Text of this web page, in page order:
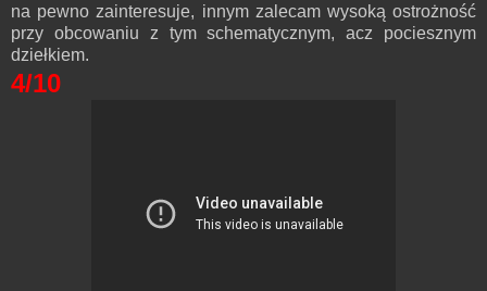
na pewno zainteresuje, innym zalecam wysoką ostrożność
przy obcowaniu z tym schematycznym, acz pociesznym
dziełkiem.
4/10